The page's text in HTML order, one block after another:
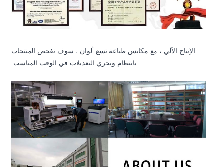
الإنتاج الآلي ، مع مكابس طباعة تسع ألوان ، سوف نفحص المنتجات
بانتظام ونجري التعديلات في الوقت المناسب.